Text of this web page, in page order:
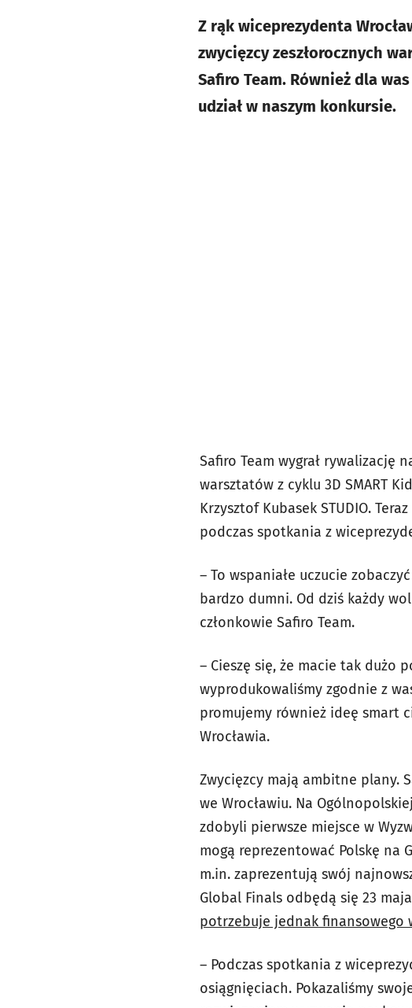
Z rąk wiceprezydenta
zwycięzcy zeszłorocznych
Safiro Team. Również dla
udział w naszym konkursie.
Safiro Team wygrał rywalizację
warsztatów z cyklu 3D SMART
Krzysztof Kubasek STUDIO.
podczas spotkania z
– To wspaniałe uczucie
bardzo dumni. Od dziś każdy
członkowie Safiro Team.
– Cieszę się, że macie tak dużo
wyprodukowaliśmy zgodnie z
promujemy również ideę smart
Wrocławia.
Zwycięzcy mają ambitne plany.
we Wrocławiu. Na
zdobyli pierwsze miejsce w
mogą reprezentować Polskę na
m.in. zaprezentują swój
Global Finals odbędą się 23
potrzebuje jednak finansowego
– Podczas spotkania z
osiągnięciach. Pokazaliśmy